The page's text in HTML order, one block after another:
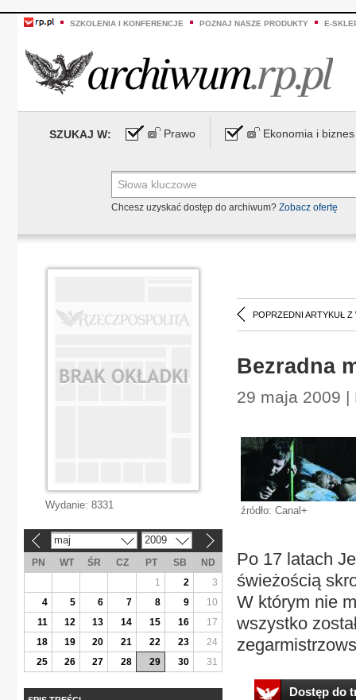
SZKOLENIA I KONFERENCJE POZNAJ NASZE PRODUKTY E-
SZUKAJ W: Prawo Ekonomia i biznes
Chcesz uzyskać dostęp do archiwum? Zobacz ofertę
POPRZEDNI ARTYKUŁ Z
Bezradna
29 maja 2009 |
źródło: Canal+
Po 17 latach
świeżością
W którym nie
wszystko
Dostęp do
Wydanie: 8331
maj 2009
PN WT ŚR CZ PT SB
ND
1
2
3
4
5 6 7 8 9
10
11
12 13 14 15 16
17
18
19 20 21 22 23
24
25
26 27 28 29 30 31